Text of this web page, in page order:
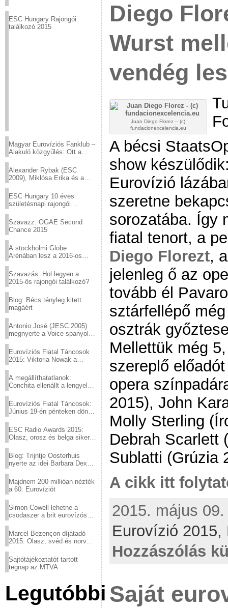
ESC Hungary Rajongói
találkozó 2015
Magyar Eurovíziós Fanklub –
Alakuló közgyűlés: Ott a
Alexander Rybak (ESC
2009), Miklósa Erika és a
sztárjai a Margitszigeten
ESC Hungary 10 éves
születésnapi rajongói
Szavazz: OGAE Second
Chance 2015
A stockholmi Globe
Arénában lesz a 2016-os
Szavazás: Hol legyen a
2015-ös rajongói találkozó?
Blog: Bécs tényleg kitett
magáért
Antonio José (JESC 2005)
megnyerte a Voice spanyol
Eurovíziós Fiatal Táncosok
2015: Viktoria Nowak a
A megállíthatatlanok:
Conchita ellenállt a lengyel
Eurovíziós Fiatal Táncosok:
Június 19-én pénteken döntő
ESC Radio Awards 2015:
Olasz, orosz és belga siker,
Blog: Trijntje Oosterhuis
nyerte az idei Barbara Dex
Majdnem 200 millióan nézték
a 60. Eurovíziót
Simon Cowell lehetne a
csodaszer a brit eurovízós
Marcel Bezençon díjátadó
2015: Olasz, svéd és norvég
Sajtótájékoztatót tartott
tegnap az MTVA
Legutóbbi
Diego
Wurst
vendég
Juan Diego Florez – (c)
fundacionexcelencia.eu
A bécsi
show
Eurovízió
szeretne
sorozatába. Így
fiatal tenort, a
Diego Florezt,
jelenleg ő az
tovább él
sztárfellépő
osztrák
Mellettük még
szereplő
opera
2015), John
Molly Sterling
Debrah Scarlett
Sublatti (Grúzia
A cikk itt
2015. május
Eurovízió 2015,
Hozzászólás
Saját